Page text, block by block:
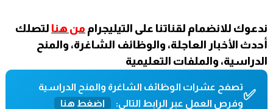
ندعوك للانضمام لقناتنا على التيليجرام من هنا لتصلك
أحدث الأخبار العاجلة، والوظائف الشاغرة، والمنح
الدراسية، والملفات التعليمية
✅تصفح عشرات الوظائف الشاغرة والمنح الدراسية
وفرص العمل عبر الرابط التالي:
اضغط هنا